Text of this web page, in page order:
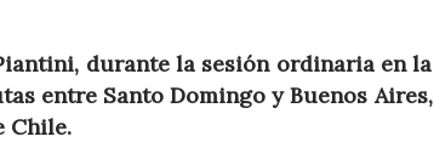
durante la sesión ordinaria en la
entre Santo Domingo y Buenos Aires,
Chile.